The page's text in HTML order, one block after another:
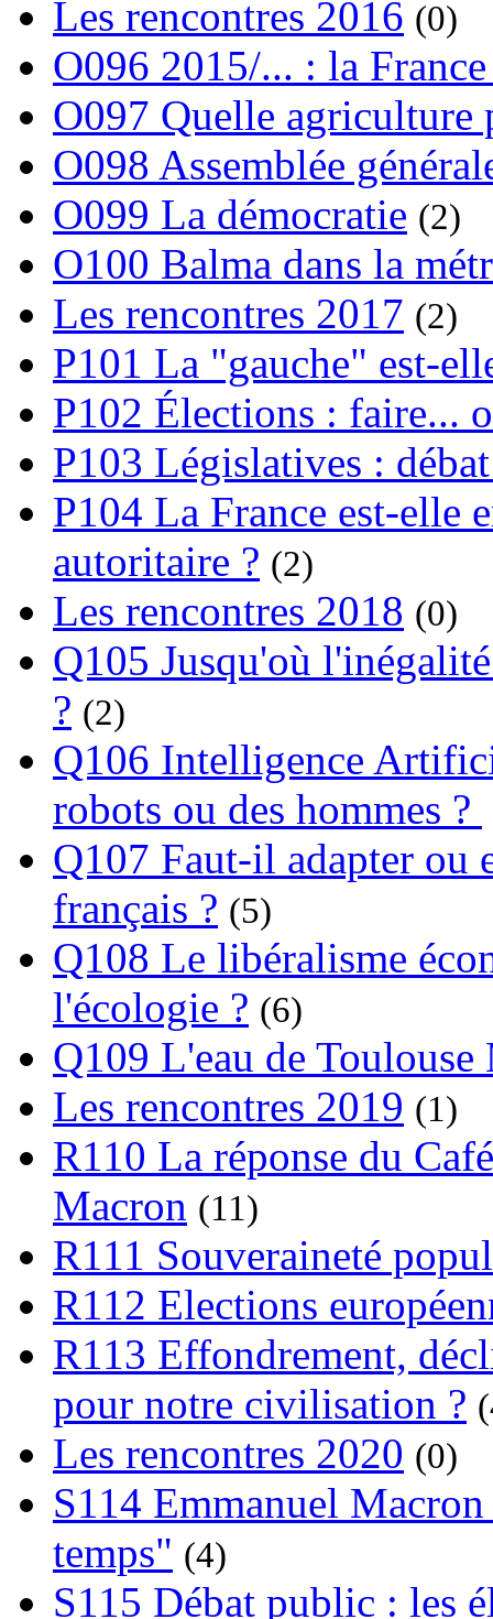
Les rencontres 2016 (0)
O096 2015/... : la
O097 Quelle agriculture
O098 Assemblée
O099 La démocratie (2)
O100 Balma dans la
Les rencontres 2017 (2)
P101 La "gauche" est-
P102 Élections : faire...
P103 Législatives :
P104 La France est-elle
autoritaire ? (2)
Les rencontres 2018 (0)
Q105 Jusqu'où
? (2)
Q106 Intelligence
robots ou des hommes ?
Q107 Faut-il adapter ou
français ? (5)
Q108 Le libéralisme
l'écologie ? (6)
Q109 L'eau de
Les rencontres 2019 (1)
R110 La réponse du
Macron (11)
R111 Souveraineté
R112 Elections
R113 Effondrement,
pour notre civilisation ?
Les rencontres 2020 (0)
S114 Emmanuel
temps" (4)
S115 Débat public : les